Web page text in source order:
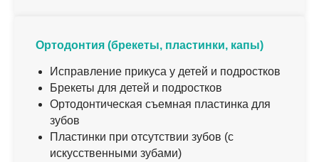
Ортодонтия (брекеты, пластинки, капы)
Исправление прикуса у детей и подростков
Брекеты для детей и подростков
Ортодонтическая съемная пластинка для
зубов
Пластинки при отсутствии зубов (с
искусственными зубами)